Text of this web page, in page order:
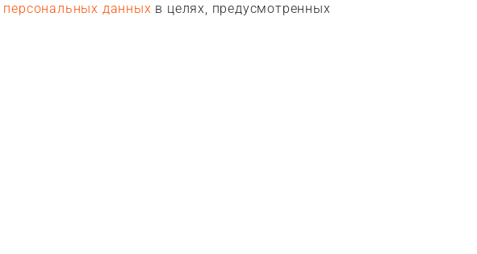
персональных данных в целях, предусмотренных